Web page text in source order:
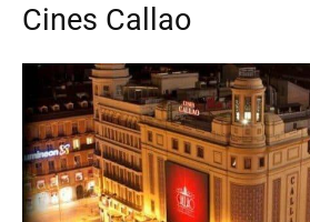
Cines Callao